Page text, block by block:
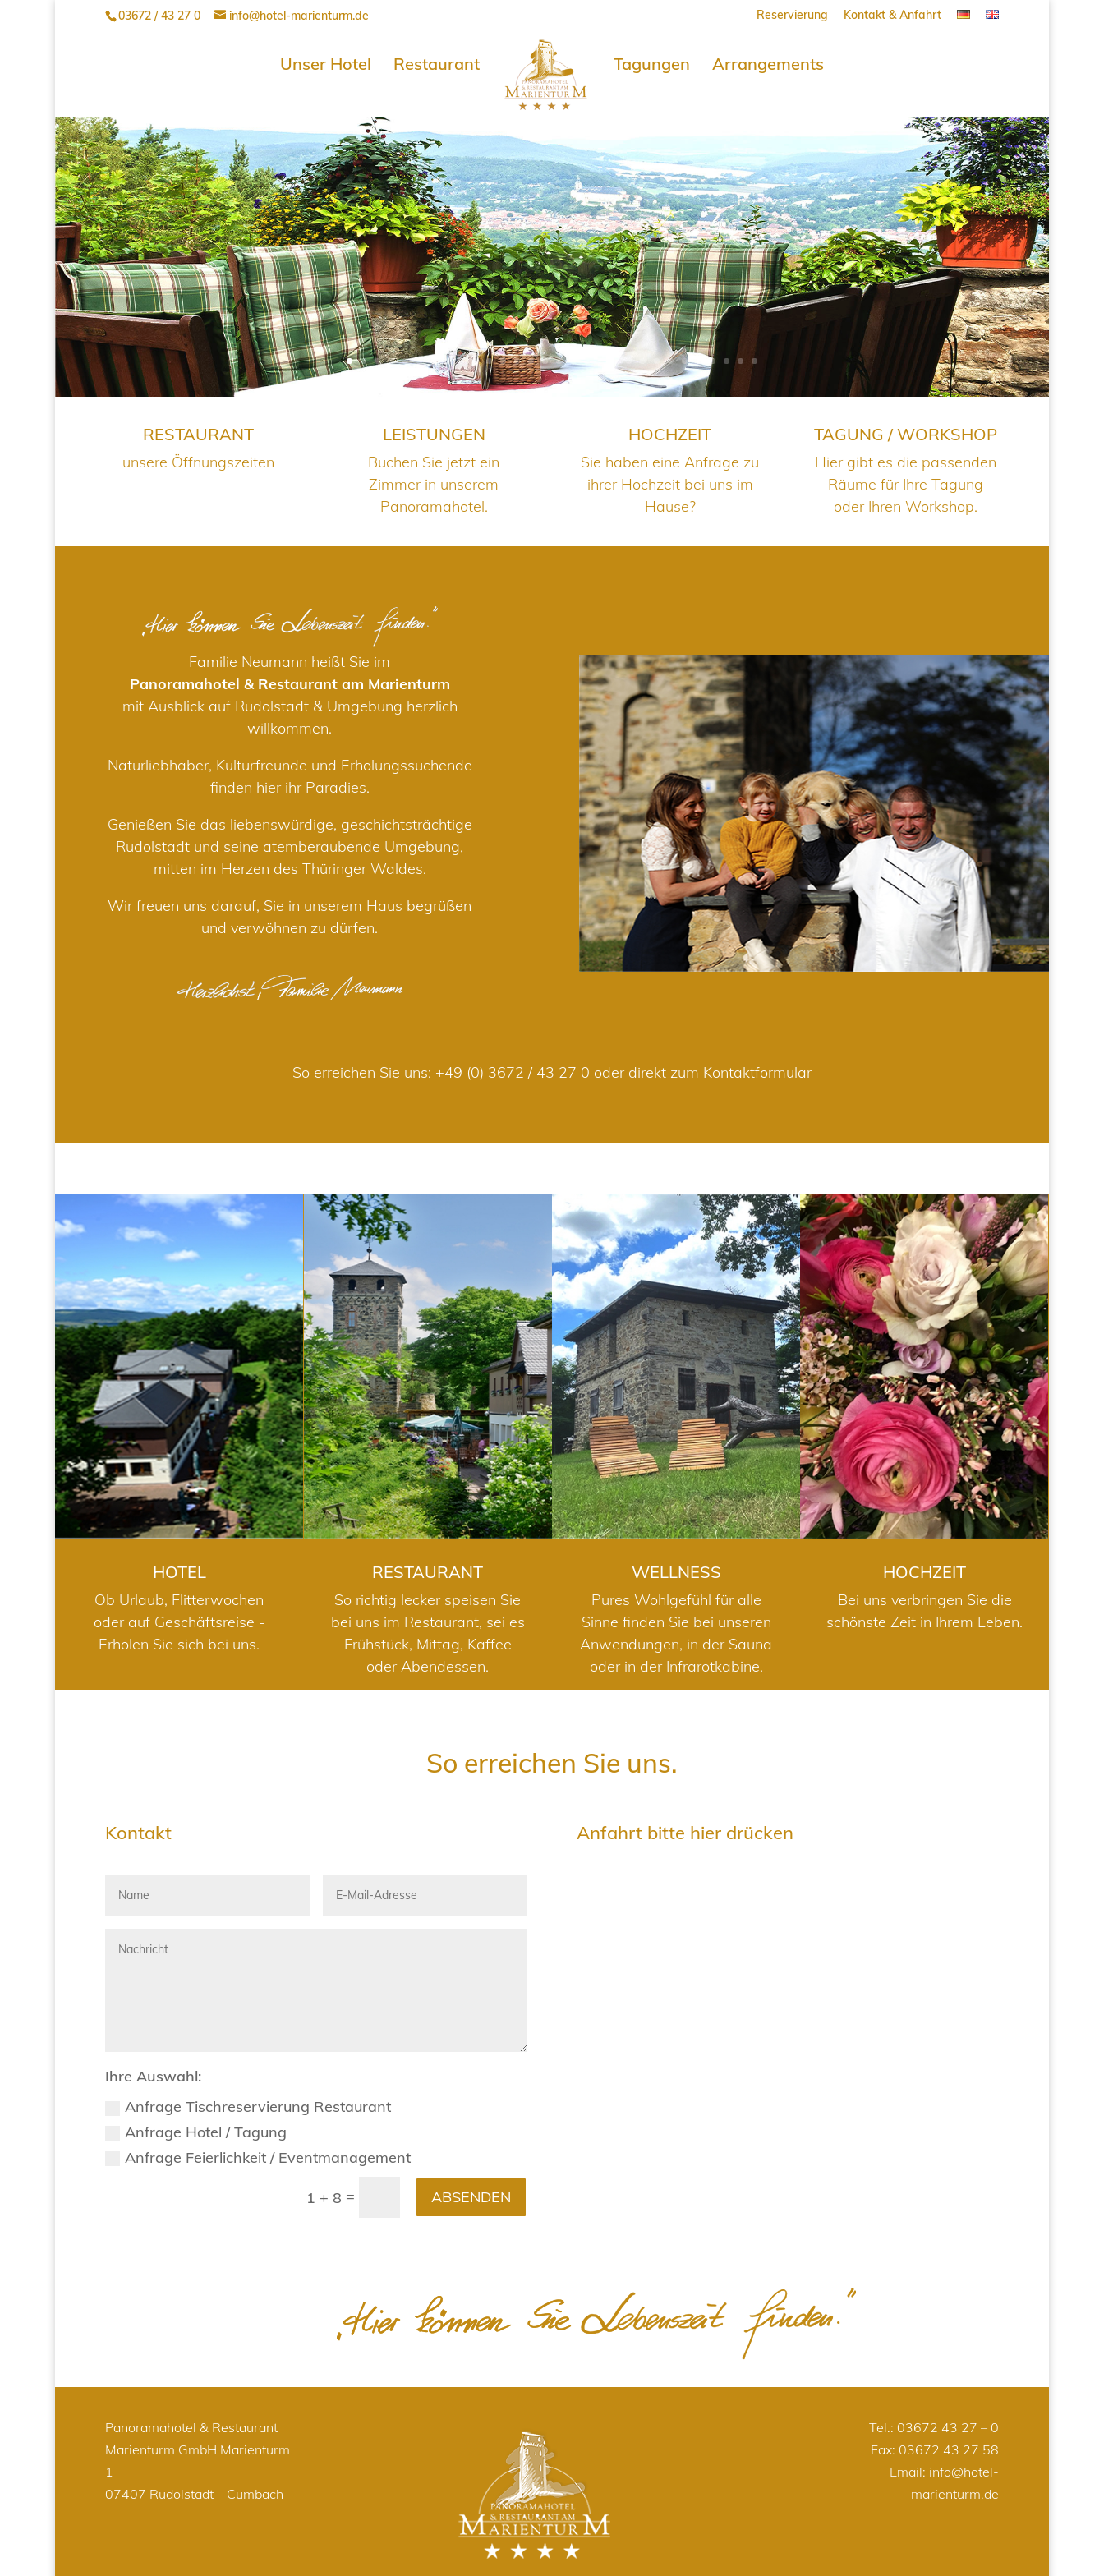
03672 / 43 27 0 info@hotel-marienturm.de Reservierung Kontakt & Anfahrt
Unser Hotel Restaurant Tagungen Arrangements
RESTAURANT
unsere Öffnungszeiten
LEISTUNGEN
Buchen Sie jetzt ein
Zimmer in unserem
Panoramahotel.
HOCHZEIT
Sie haben eine Anfrage zu
ihrer Hochzeit bei uns im
Hause?
TAGUNG / WORKSHOP
Hier gibt es die passenden
Räume für Ihre Tagung
oder Ihren Workshop.
Familie Neumann heißt Sie im
Panoramahotel & Restaurant am Marienturm
mit Ausblick auf Rudolstadt & Umgebung herzlich
willkommen.
Naturliebhaber, Kulturfreunde und Erholungssuchende
finden hier ihr Paradies.
Genießen Sie das liebenswürdige, geschichtsträchtige
Rudolstadt und seine atemberaubende Umgebung,
mitten im Herzen des Thüringer Waldes.
Wir freuen uns darauf, Sie in unserem Haus begrüßen
und verwöhnen zu dürfen.
So erreichen Sie uns: +49 (0) 3672 / 43 27 0 oder direkt zum Kontaktformular
HOTEL
HOTEL
Ob Urlaub, Flitterwochen
oder auf Geschäftsreise -
Erholen Sie sich bei uns.
RESTAURANT
RESTAURANT
So richtig lecker speisen Sie
bei uns im Restaurant, sei es
Frühstück, Mittag, Kaffee
oder Abendessen.
WELLNESS
WELLNESS
Pures Wohlgefühl für alle
Sinne finden Sie bei unseren
Anwendungen, in der Sauna
oder in der Infrarotkabine.
HOCHZEIT
HOCHZEIT
Bei uns verbringen Sie die
schönste Zeit in Ihrem Leben.
So erreichen Sie uns.
Kontakt
Ihre Auswahl:
Anfrage Tischreservierung Restaurant
Anfrage Hotel / Tagung
Anfrage Feierlichkeit / Eventmanagement
1 + 8 = ABSENDEN
Anfahrt bitte hier drücken
Panoramahotel & Restaurant
Marienturm GmbH Marienturm
1
07407 Rudolstadt – Cumbach
Tel.: 03672 43 27 – 0
Fax: 03672 43 27 58
Email: info@hotel-
marienturm.de